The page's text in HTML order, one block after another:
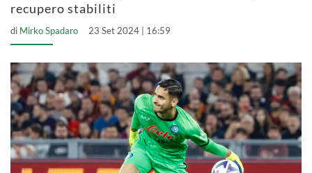
recupero stabiliti
di Mirko Spadaro 23 Set 2024 | 16:59